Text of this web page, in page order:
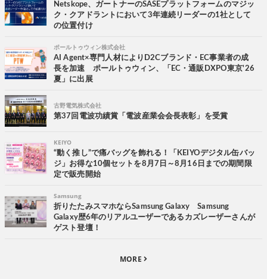
Netskope、ガートナーのSASEプラットフォームのマジッ
ク・クアドラントにおいて3年連続リーダーの1社として
の位置付け
ポールトゥウィン株式会社
AI Agent×専門人材によりD2Cブランド・EC事業者の成
長を加速 ポールトゥウィン、「EC・通販DXPO東京'26
夏」に出展
古野電気株式会社
第37回電波功績賞「電波産業会会長表彰」を受賞
KEIYO
“動く推し”で痛バッグを飾れる！「KEIYOデジタル缶バッ
ジ」お得な10個セットを8月7日～8月16日までの期間限
定で販売開始
Samsung
折りたたみスマホならSamsung Galaxy Samsung
Galaxy歴6年のリアルユーザーであるカズレーザーさんが
ゲスト登壇！
MORE